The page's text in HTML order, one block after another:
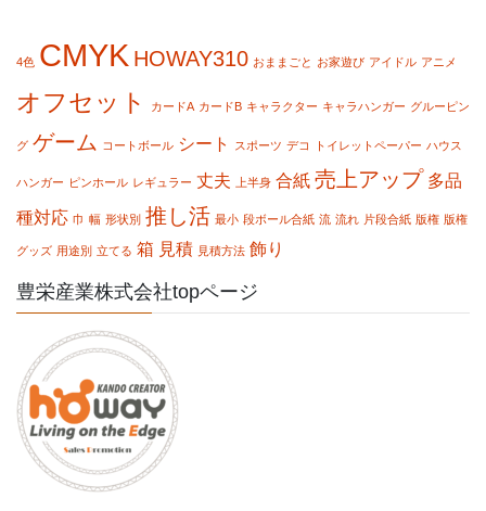
4色 CMYK HOWAY310 おままごと お家遊び アイドル アニメ
オフセット カードA カードB キャラクター キャラハンガー グルーピン
グ ゲーム コートボール シート スポーツ デコ トイレットペーパー ハウス
ハンガー ピンホール レギュラー 丈夫 上半身 合紙 売上アップ 多品
種対応 巾 幅 形状別 推し活 最小 段ボール合紙 流 流れ 片段合紙 版権 版権
グッズ 用途別 立てる 箱 見積 見積方法 飾り
豊栄産業株式会社topページ